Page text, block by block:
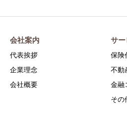
会社案内
代表挨拶
企業理念
会社概要
サ
保険
不動
金融
その